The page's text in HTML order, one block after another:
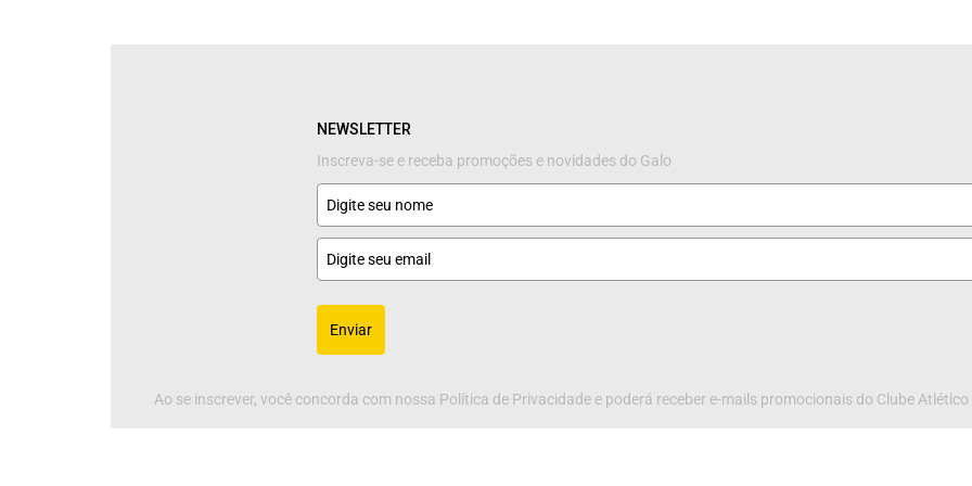
NEWSLETTER
Inscreva-se e receba promoções e novidades do Galo
Enviar
Ao se inscrever, você concorda com nossa Política de Privacidade e poderá receber e-mails promocionais do Clube Atlético